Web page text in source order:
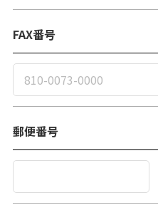
FAX番号
郵便番号